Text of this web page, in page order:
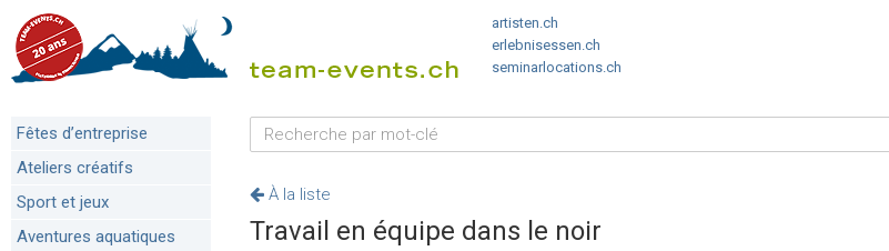
artisten.ch
erlebnisessen.ch
seminarlocations.ch
Fêtes d’entreprise
Ateliers créatifs
Sport et jeux
Aventures aquatiques
À la liste
Travail en équipe dans le noir